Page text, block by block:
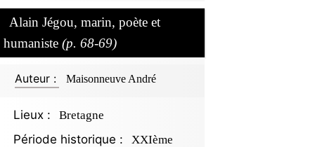
Alain Jégou, marin, poète et
humaniste (p. 68-69)
Auteur : Maisonneuve André
Lieux : Bretagne
Période historique :
XXIème